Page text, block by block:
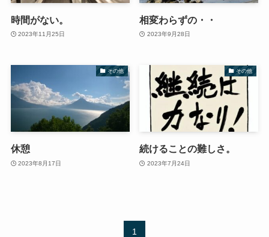
時間がない。
2023年11月25日
相変わらずの・・
2023年9月28日
その他
休憩
2023年8月17日
その他
続けることの難しさ。
2023年7月24日
1